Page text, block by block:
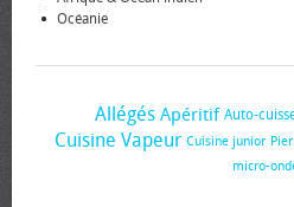
Océanie
Allégés Apéritif Auto-
Cuisine Vapeur Cuisine junior
micro-